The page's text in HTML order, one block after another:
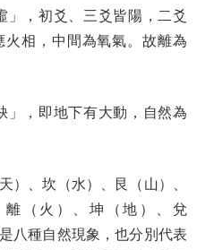
，初爻、三爻皆陽，二爻
相，中間為氧氣。故離為
，即地下有大動，自然為
、坎（水）、艮（山）、
（火）、坤（地）、兌
八種自然現象，也分別代表